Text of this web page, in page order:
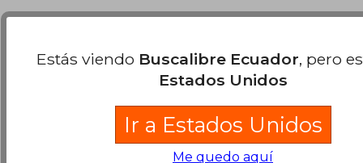
Estás viendo Buscalibre Ecuador, pero
Estados Unidos
Ir a Estados Unidos
Me quedo aquí